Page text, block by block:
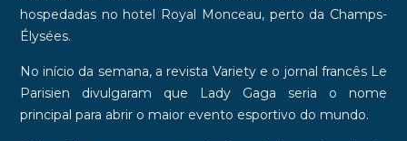
hospedadas no hotel
Royal Monceau, perto da Champs-
Élysées.
No início da semana, a revista Varietye o jornal francêsLe
Parisien divulgaram que Lady Gaga seria o nome
principal para abrir o maior evento esportivo do mundo.